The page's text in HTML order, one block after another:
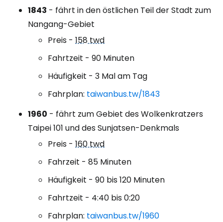
1843 - fährt in den östlichen Teil der Stadt zum
Nangang-Gebiet
Preis - 158 twd
Fahrtzeit - 90 Minuten
Häufigkeit - 3 Mal am Tag
Fahrplan: taiwanbus.tw/1843
1960 - fährt zum Gebiet des Wolkenkratzers
Taipei 101 und des Sunjatsen-Denkmals
Preis - 160 twd
Fahrzeit - 85 Minuten
Häufigkeit - 90 bis 120 Minuten
Fahrtzeit - 4:40 bis 0:20
Fahrplan: taiwanbus.tw/1960